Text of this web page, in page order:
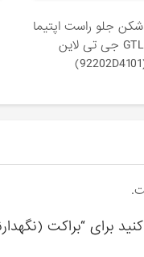
جلو راست اپتیما
GTLINE جی تی لاین
برای “براکت